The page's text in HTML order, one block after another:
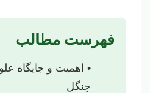
فهرست مطالب
• اهمیت و جایگاه
جنگل